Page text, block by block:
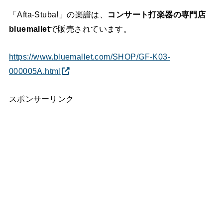
「Afta-Stuba!」の楽譜は、 コンサート打楽器の専門店
bluemalletで販売されています。
https://www.bluemallet.com/SHOP/GF-K03-
000005A.html
スポンサーリンク